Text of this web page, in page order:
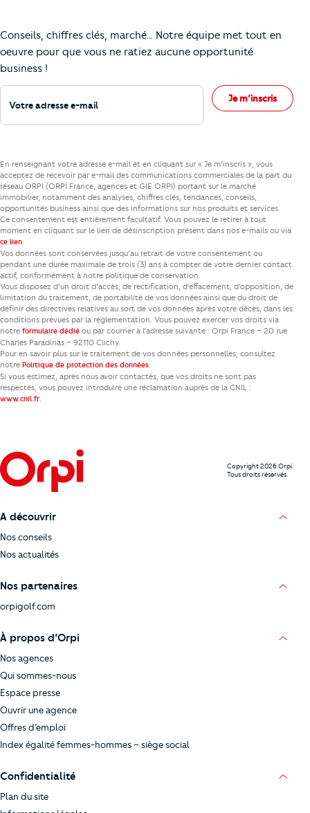
Conseils, chiffres clés, marché… Notre équipe met tout en
oeuvre pour que vous ne ratiez aucune opportunité
business !
Votre adresse e-mail
Je m’inscris
En renseignant votre adresse e-mail et en cliquant sur « Je m’inscris », vous
acceptez de recevoir par e-mail des communications commerciales de la part du
réseau ORPI (ORPI France, agences et GIE ORPI) portant sur le marché
immobilier, notamment des analyses, chiffres clés, tendances, conseils,
opportunités business ainsi que des informations sur nos produits et services.
Ce consentement est entièrement facultatif. Vous pouvez le retirer à tout
moment en cliquant sur le lien de désinscription présent dans nos e-mails ou via
ce lien.
Vos données sont conservées jusqu’au retrait de votre consentement ou
pendant une durée maximale de trois (3) ans à compter de votre dernier contact
actif, conformément à notre politique de conservation.
Vous disposez d’un droit d’accès, de rectification, d’effacement, d’opposition, de
limitation du traitement, de portabilité de vos données ainsi que du droit de
définir des directives relatives au sort de vos données après votre décès, dans les
conditions prévues par la réglementation. Vous pouvez exercer vos droits via
notre formulaire dédié ou par courrier à l’adresse suivante : Orpi France – 20 rue
Charles Paradinas – 92110 Clichy.
Pour en savoir plus sur le traitement de vos données personnelles, consultez
notre Politique de protection des données.
Si vous estimez, après nous avoir contactés, que vos droits ne sont pas
respectés, vous pouvez introduire une réclamation auprès de la CNIL :
www.cnil.fr.
Copyright 2026 Orpi.
Tous droits réservés.
A découvrir
Nos conseils
Nos actualités
Nos partenaires
orpigolf.com
À propos d’Orpi
Nos agences
Qui sommes-nous
Espace presse
Ouvrir une agence
Offres d’emploi
Index égalité femmes-hommes – siège social
Confidentialité
Plan du site